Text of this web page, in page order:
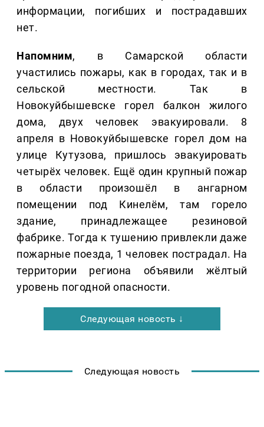
информации, погибших и пострадавших
нет.
Напомним, в Самарской области
участились пожары, как в городах, так и в
сельской местности. Так в
Новокуйбышевске горел балкон жилого
дома, двух человек эвакуировали. 8
апреля в Новокуйбышевске горел дом на
улице Кутузова, пришлось эвакуировать
четырёх человек. Ещё один крупный пожар
в области произошёл в ангарном
помещении под Кинелём, там горело
здание, принадлежащее резиновой
фабрике. Тогда к тушению привлекли даже
пожарные поезда, 1 человек пострадал. На
территории региона объявили жёлтый
уровень погодной опасности.
Следующая новость ↓
Следующая новость